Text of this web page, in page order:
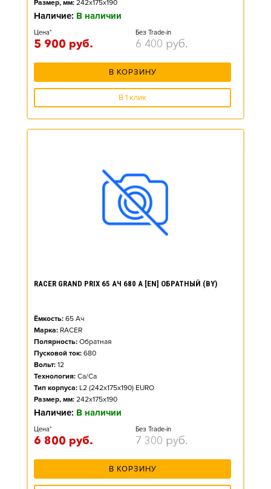
Размер, мм: 242x175x190
Наличие: В наличии
Цена*
5 900 руб.
Без Trade-in
6 400 руб.
В КОРЗИНУ
В 1 клик
RACER GRAND PRIX 65 АЧ 680 А [EN] ОБРАТНЫЙ (BY)
Ёмкость: 65 Ач
Марка: RACER
Полярность: Обратная
Пусковой ток: 680
Вольт: 12
Технология: Ca/Ca
Тип корпуса: L2 (242x175x190) EURO
Размер, мм: 242x175x190
Наличие: В наличии
Цена*
6 800 руб.
Без Trade-in
7 300 руб.
В КОРЗИНУ